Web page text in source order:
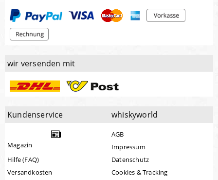
wir versenden mit
Kundenservice
Magazin
Hilfe (FAQ)
Versandkosten
whiskyworld
AGB
Impressum
Datenschutz
Cookies & Tracking